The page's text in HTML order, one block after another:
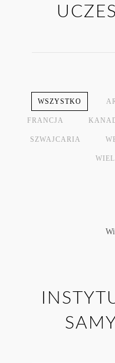
WSZYSTKO
FRANCJA
SZWAJCARIA